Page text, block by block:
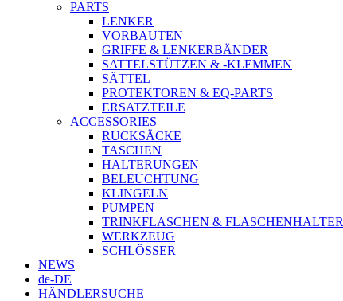
PARTS
LENKER
VORBAUTEN
GRIFFE & LENKERBÄNDER
SATTELSTÜTZEN & -KLEMMEN
SÄTTEL
PROTEKTOREN & EQ-PARTS
ERSATZTEILE
ACCESSORIES
RUCKSÄCKE
TASCHEN
HALTERUNGEN
BELEUCHTUNG
KLINGELN
PUMPEN
TRINKFLASCHEN & FLASCHENHALTER
WERKZEUG
SCHLÖSSER
NEWS
de-DE
HÄNDLERSUCHE